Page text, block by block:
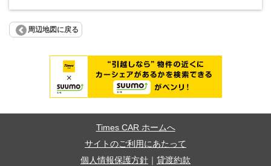
周辺地図に戻る
Times CAR ホームへ
サイトのご利用にあたって
個人情報保護方針
貸渡約款